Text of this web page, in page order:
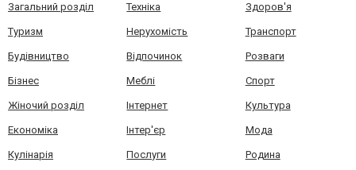
Загальний розділ Техніка Здоров'я
Туризм Нерухомість Транспорт
Будівництво Відпочинок Розваги
Бізнес Меблі Спорт
Жіночий розділ Інтернет Культура
Економіка Інтер'єр Мода
Кулінарія Послуги Родина